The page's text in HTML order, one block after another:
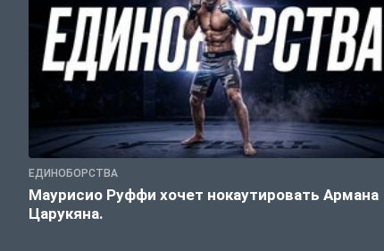
ЕДИНОБОРСТВА
Маурисио Руффи хочет нокаутировать Армана
Царукяна.